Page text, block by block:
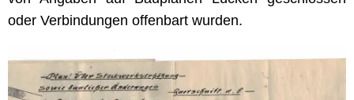
oder Verbindungen offenbart wurden.